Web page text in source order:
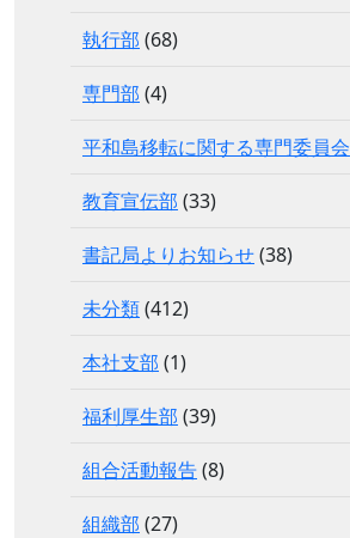
執行部 (68)
専門部 (4)
平和島移転に関する専門委員会
教育宣伝部 (33)
書記局よりお知らせ(38)
未分類(412)
本社支部 (1)
福利厚生部 (39)
組合活動報告(8)
組織部 (27)